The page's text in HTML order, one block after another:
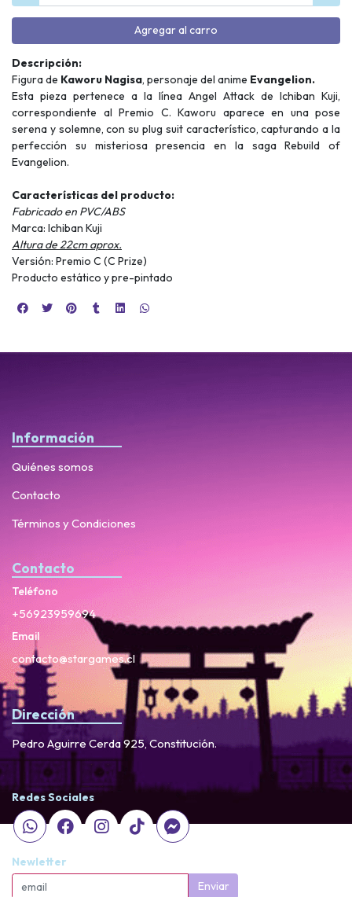
Agregar al carro
Descripción:
Figura de Kaworu Nagisa, personaje del anime Evangelion.
Esta pieza pertenece a la línea Angel Attack de Ichiban Kuji,
correspondiente al Premio C. Kaworu aparece en una pose
serena y solemne, con su plug suit característico, capturando a la
perfección su misteriosa presencia en la saga Rebuild of
Evangelion.
Características del producto:
Fabricado en PVC/ABS
Marca: Ichiban Kuji
Altura de 22cm aprox.
Versión: Premio C (C Prize)
Producto estático y pre-pintado
Información
Quiénes somos
Contacto
Términos y Condiciones
Contacto
Teléfono
+56923959694
Email
contacto@stargames.cl
Dirección
Pedro Aguirre Cerda 925, Constitución.
Redes Sociales
Newletter
Enviar